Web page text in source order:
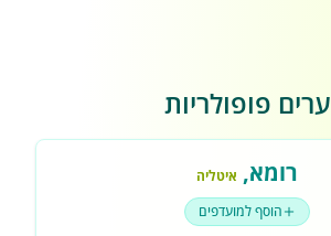
ערים פופולריות
רומא, איטליה
הוסף למועדפים